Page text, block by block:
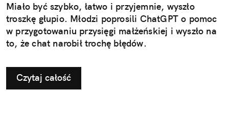
Miało być szybko, łatwo i przyjemnie, wyszło
troszkę głupio. Młodzi poprosili ChatGPT o pomoc
w przygotowaniu przysięgi małżeńskiej i wyszło na
to, że chat narobił trochę błędów.
Czytaj całość